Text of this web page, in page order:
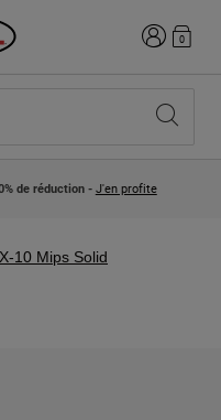
Connexion
0
de réduction - J'en profite
10 Mips Solid